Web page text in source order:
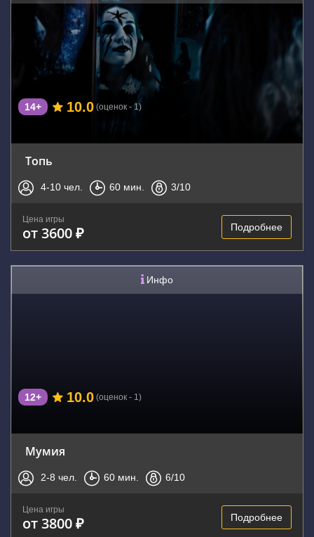
14+ 10.0 (оценок - 1)
Топь
4-10 чел. 60 мин. 3/10
Цена игры
от 3600 ₽ Подробнее
Инфо
12+ 10.0 (оценок - 1)
Мумия
2-8 чел. 60 мин. 6/10
Цена игры
от 3800 ₽ Подробнее